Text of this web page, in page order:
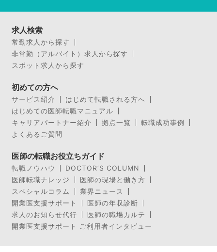
求人検索
常勤求人から探す
非常勤（アルバイト）求人から探す
スポット求人から探す
初めての方へ
サービス紹介
はじめて転職される方へ
はじめての医師転職マニュアル
キャリアパートナー紹介
拠点一覧
転職成功事例
よくあるご質問
医師の転職お役立ちガイド
転職ノウハウ
DOCTOR’S COLUMN
医師転職ナレッジ
医師の現場と働き方
スペシャルコラム
業界ニュース
開業医支援サポート
医師の年収診断
求人のお知らせ代行
医師の職場カルテ
開業医支援サポート ご利用者インタビュー